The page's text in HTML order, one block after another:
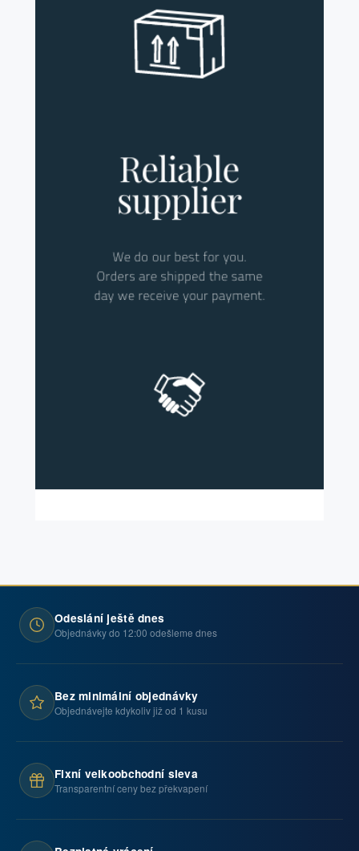
Odeslání ještě dnes
Objednávky do 12:00 odešleme dnes
Bez minimální objednávky
Objednávejte kdykoliv již od 1 kusu
Fixní velkoobchodní sleva
Transparentní ceny bez překvapení